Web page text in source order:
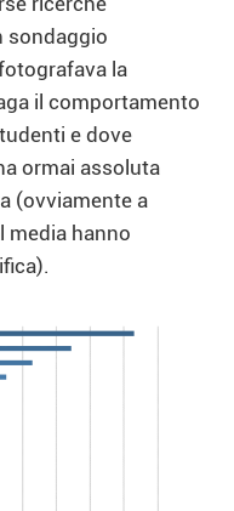
sondaggio
la
il comportamento
e dove
ormai assoluta
(ovviamente a
media hanno